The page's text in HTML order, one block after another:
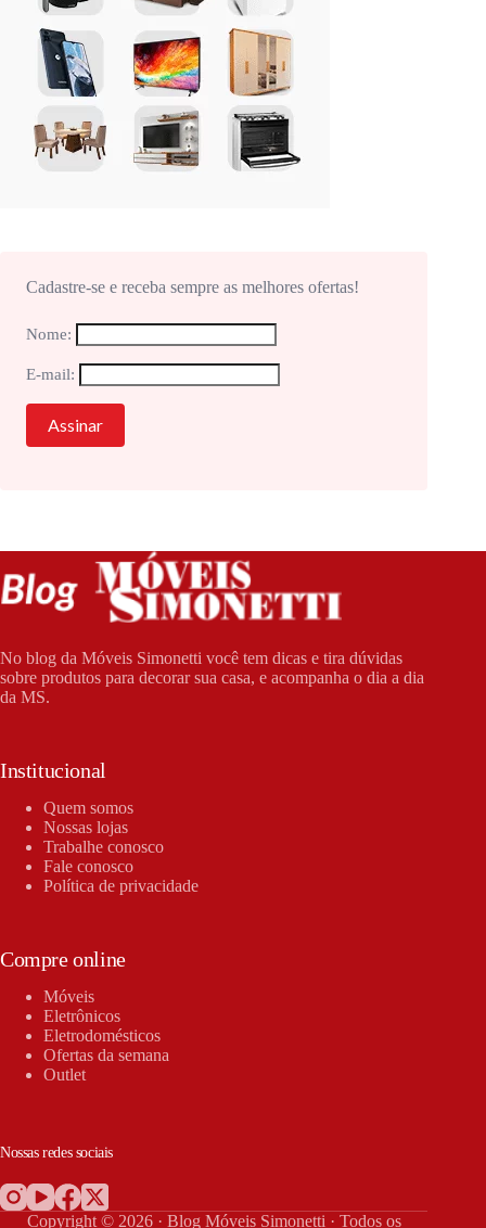
Cadastre-se e receba sempre as melhores ofertas!
Nome:
E-mail:
No blog da Móveis Simonetti você tem dicas e tira dúvidas
sobre produtos para decorar sua casa, e acompanha o dia a dia
da MS.
Institucional
Quem somos
Nossas lojas
Trabalhe conosco
Fale conosco
Política de privacidade
Compre online
Móveis
Eletrônicos
Eletrodomésticos
Ofertas da semana
Outlet
Nossas redes sociais
Copyright © 2026 · Blog Móveis Simonetti · Todos os